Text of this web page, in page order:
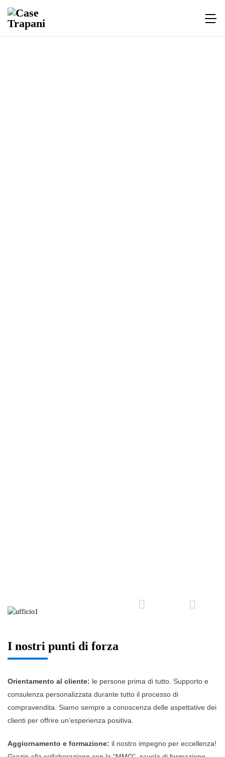
I nostri punti di forza
Orientamento al cliente: le persone prima di tutto. Supporto e
consulenza personalizzata durante tutto il processo di
compravendita. Siamo sempre a conoscenza delle aspettative dei
clienti per offrire un’esperienza positiva.
Aggiornamento e formazione: il nostro impegno per eccellenza!